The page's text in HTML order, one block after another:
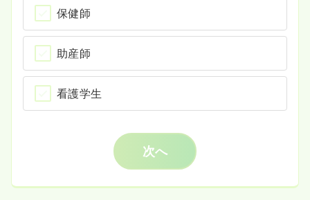
保健師
助産師
看護学生
次へ